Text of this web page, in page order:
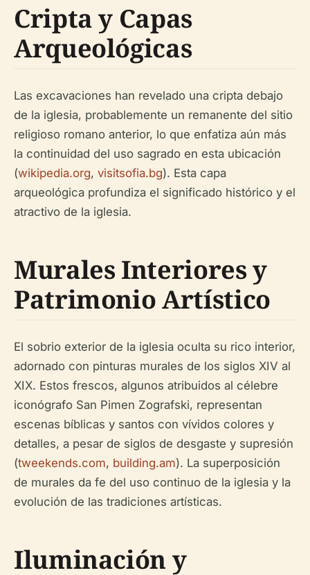
Cripta y Capas
Arqueológicas
Las excavaciones han revelado una cripta debajo
de la iglesia, probablemente un remanente del sitio
religioso romano anterior, lo que enfatiza aún más
la continuidad del uso sagrado en esta ubicación
(wikipedia.org, visitsofia.bg). Esta capa
arqueológica profundiza el significado histórico y el
atractivo de la iglesia.
Murales Interiores y
Patrimonio Artístico
El sobrio exterior de la iglesia oculta su rico interior,
adornado con pinturas murales de los siglos XIV al
XIX. Estos frescos, algunos atribuidos al célebre
iconógrafo San Pimen Zografski, representan
escenas bíblicas y santos con vívidos colores y
detalles, a pesar de siglos de desgaste y supresión
(tweekends.com, building.am). La superposición
de murales da fe del uso continuo de la iglesia y la
evolución de las tradiciones artísticas.
Iluminación y